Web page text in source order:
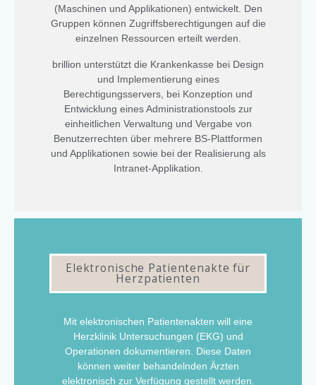
(Maschinen und Applikationen) entwickelt. Den
Gruppen können Zugriffsberechtigungen auf die
einzelnen Ressourcen erteilt werden.
brillion unterstützt die Krankenkasse bei Design
und Implementierung eines
Berechtigungsservers, bei Konzeption und
Entwicklung eines Administrationstools zur
einheitlichen Verwaltung und Vergabe von
Benutzerrechten über mehrere BS-Plattformen
und Applikationen sowie bei der Realisierung als
Intranet-Applikation.
Elektronische Patientenakte für
Herzpatienten
Mit elektronischen Patientenakten will eine
Herzklinik Untersuchungen (EKG) und
Operationen dokumentieren. Diese Daten
können weiter behandelnden Ärzten
elektronisch zur Verfügung gestellt werden.